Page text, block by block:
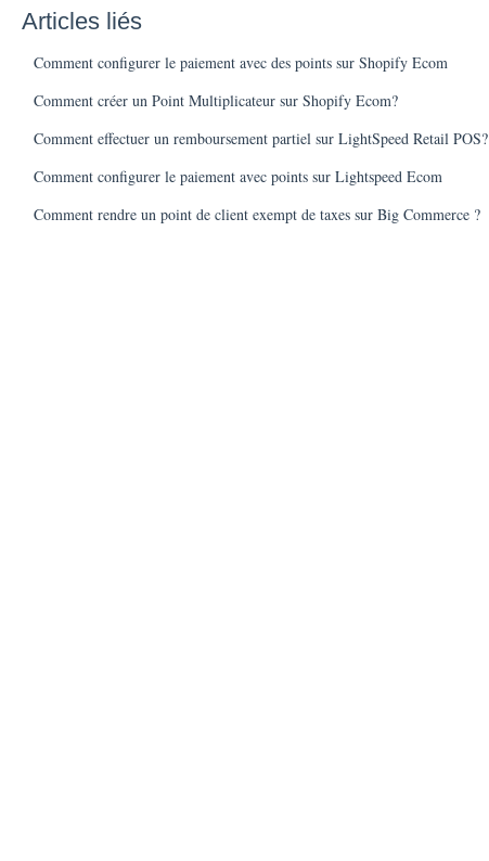
Articles liés
Comment configurer le paiement avec des points sur Shopify Ecom
Comment créer un Point Multiplicateur sur Shopify Ecom?
Comment effectuer un remboursement partiel sur LightSpeed Retail POS?
Comment configurer le paiement avec points sur Lightspeed Ecom
Comment rendre un point de client exempt de taxes sur Big Commerce ?